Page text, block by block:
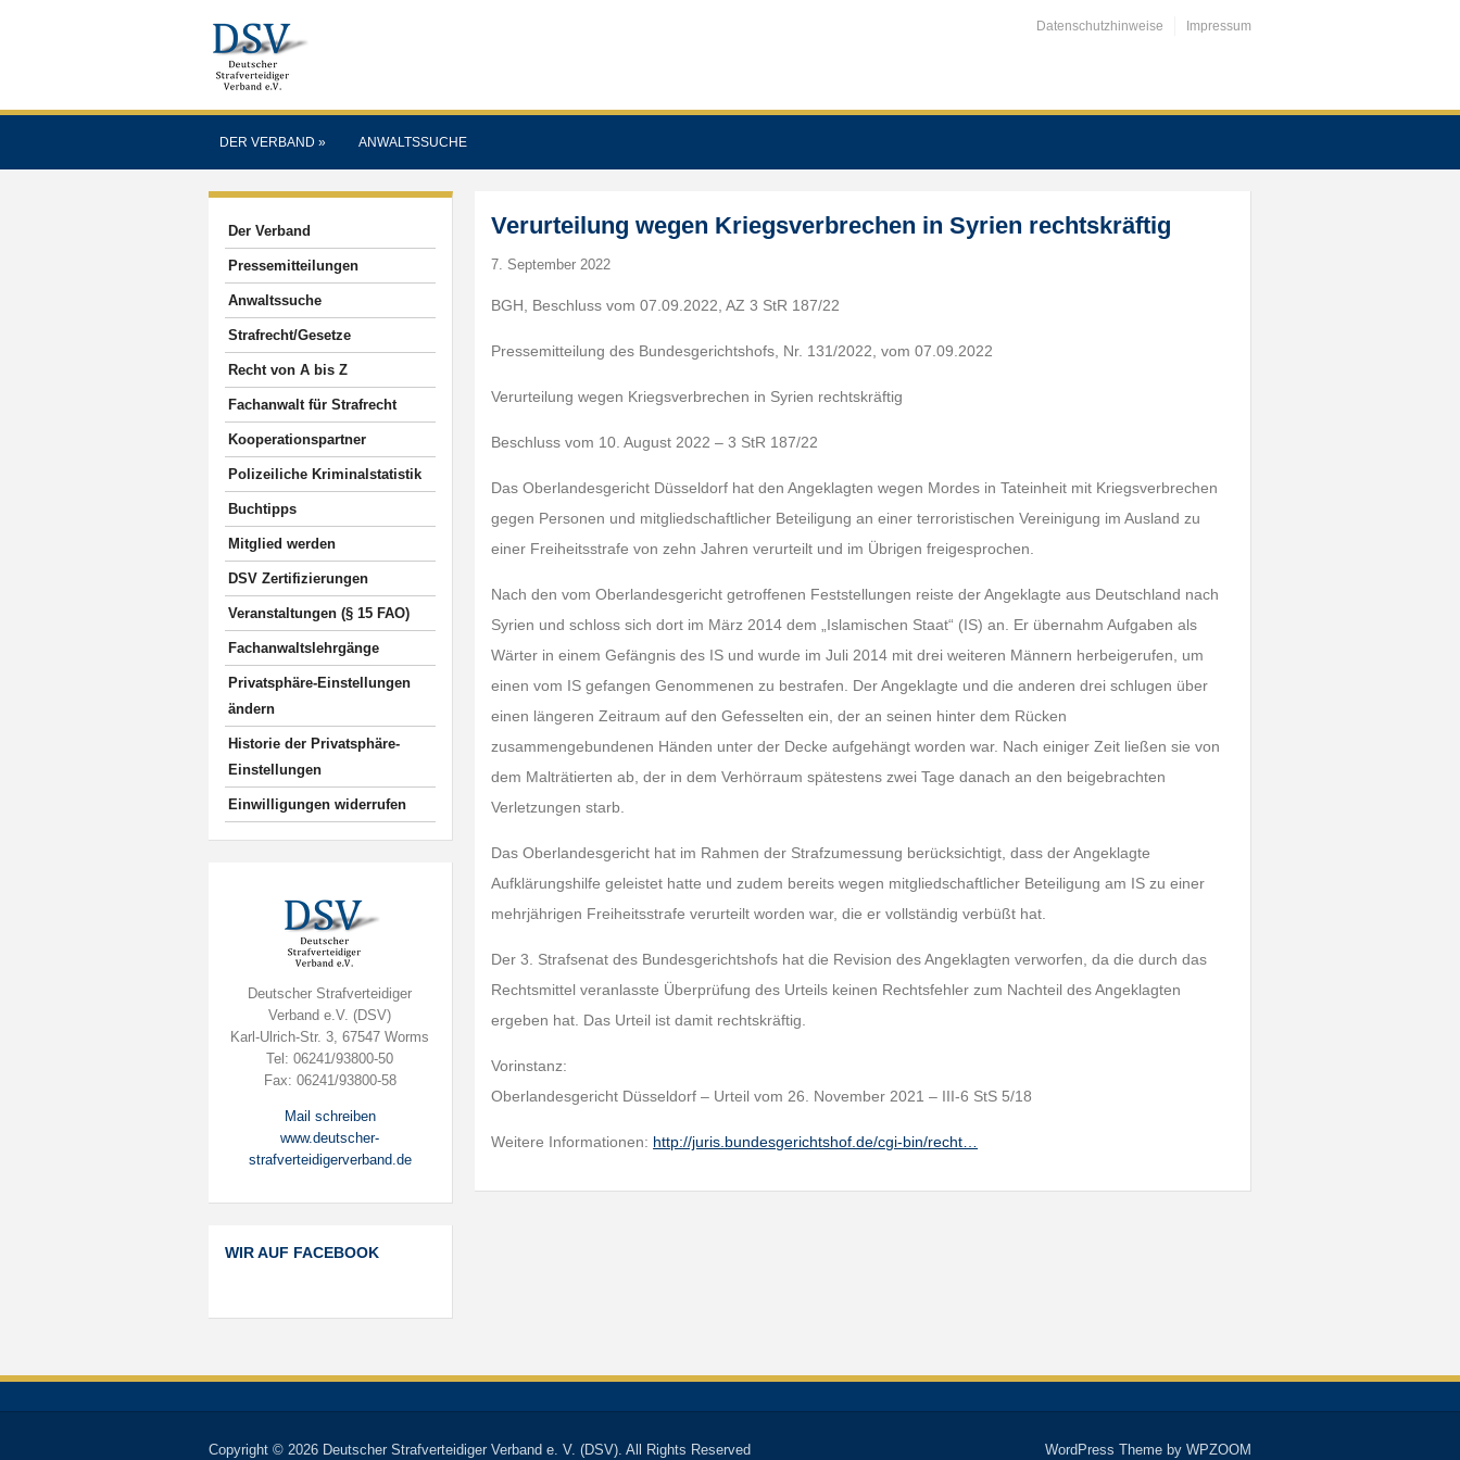
Datenschutzhinweise Impressum
DER VERBAND » ANWALTSSUCHE
Der Verband
Pressemitteilungen
Anwaltssuche
Strafrecht/Gesetze
Recht von A bis Z
Fachanwalt für Strafrecht
Kooperationspartner
Polizeiliche Kriminalstatistik
Buchtipps
Mitglied werden
DSV Zertifizierungen
Veranstaltungen (§ 15 FAO)
Fachanwaltslehrgänge
Privatsphäre-Einstellungen
ändern
Historie der Privatsphäre-
Einstellungen
Einwilligungen widerrufen
Deutscher Strafverteidiger
Verband e.V. (DSV)
Karl-Ulrich-Str. 3, 67547 Worms
Tel: 06241/93800-50
Fax: 06241/93800-58
Mail schreiben
www.deutscher-
strafverteidigerverband.de
WIR AUF FACEBOOK
Verurteilung wegen Kriegsverbrechen in Syrien rechtskräftig
7. September 2022
BGH, Beschluss vom 07.09.2022, AZ 3 StR 187/22
Pressemitteilung des Bundesgerichtshofs, Nr. 131/2022, vom 07.09.2022
Verurteilung wegen Kriegsverbrechen in Syrien rechtskräftig
Beschluss vom 10. August 2022 – 3 StR 187/22
Das Oberlandesgericht Düsseldorf hat den Angeklagten wegen Mordes in Tateinheit mit Kriegsverbrechen
gegen Personen und mitgliedschaftlicher Beteiligung an einer terroristischen Vereinigung im Ausland zu
einer Freiheitsstrafe von zehn Jahren verurteilt und im Übrigen freigesprochen.
Nach den vom Oberlandesgericht getroffenen Feststellungen reiste der Angeklagte aus Deutschland nach
Syrien und schloss sich dort im März 2014 dem „Islamischen Staat“ (IS) an. Er übernahm Aufgaben als
Wärter in einem Gefängnis des IS und wurde im Juli 2014 mit drei weiteren Männern herbeigerufen, um
einen vom IS gefangen Genommenen zu bestrafen. Der Angeklagte und die anderen drei schlugen über
einen längeren Zeitraum auf den Gefesselten ein, der an seinen hinter dem Rücken
zusammengebundenen Händen unter der Decke aufgehängt worden war. Nach einiger Zeit ließen sie von
dem Malträtierten ab, der in dem Verhörraum spätestens zwei Tage danach an den beigebrachten
Verletzungen starb.
Das Oberlandesgericht hat im Rahmen der Strafzumessung berücksichtigt, dass der Angeklagte
Aufklärungshilfe geleistet hatte und zudem bereits wegen mitgliedschaftlicher Beteiligung am IS zu einer
mehrjährigen Freiheitsstrafe verurteilt worden war, die er vollständig verbüßt hat.
Der 3. Strafsenat des Bundesgerichtshofs hat die Revision des Angeklagten verworfen, da die durch das
Rechtsmittel veranlasste Überprüfung des Urteils keinen Rechtsfehler zum Nachteil des Angeklagten
ergeben hat. Das Urteil ist damit rechtskräftig.
Vorinstanz:
Oberlandesgericht Düsseldorf – Urteil vom 26. November 2021 – III-6 StS 5/18
Weitere Informationen: http://juris.bundesgerichtshof.de/cgi-bin/recht…
WordPress Theme by WPZOOM
Copyright © 2026 Deutscher Strafverteidiger Verband e. V. (DSV). All Rights Reserved